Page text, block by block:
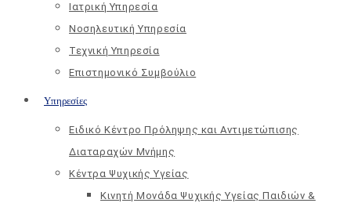
Ιατρική Υπηρεσία
Νοσηλευτική Υπηρεσία
Τεχνική Υπηρεσία
Επιστημονικό Συμβούλιο
Υπηρεσίες
Ειδικό Κέντρο Πρόληψης και Αντιμετώπισης
Διαταραχών Μνήμης
Κέντρα Ψυχικής Υγείας
Κινητή Μονάδα Ψυχικής Υγείας Παιδιών &